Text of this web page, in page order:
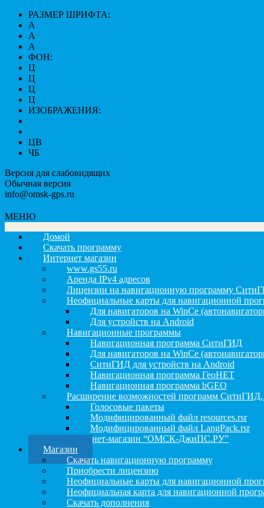
РАЗМЕР ШРИФТА:
A
A
A
ФОН:
Ц
Ц
Ц
Ц
ИЗОБРАЖЕНИЯ:
ЦВ
ЧБ
Версия для слабовидящих
Обычная версия
info@omsk-gps.ru
МЕНЮ
Домой
Скачать программу
Интернет магазин
www.gs55.ru
Аренда IPv4 адресов
Лицензии на навигационную программу
Неофициальные карты для навигационной
Для навигаторов на WinCe
Для устройств на Android
Навигационные программы
Навигационная программа СитиГИД
Для навигаторов на WinCe
СитиГИД для устройств на Android
Навигационная программа ГеоНЕТ
Навигационная программа bGEO
Расширение возможностей программ
Голосовые пакеты
Модифицированный файл resources.rsr
Модифицированный файл LangPack.rsr
Интернет-магазин “ОМСК-ДжиПС.РУ”
Магазин
Скачать навигационную программу
Приобрести лицензию
Неофициальные карты для навигационной
Неофициальная карта для навигационной
Скачать дополнения